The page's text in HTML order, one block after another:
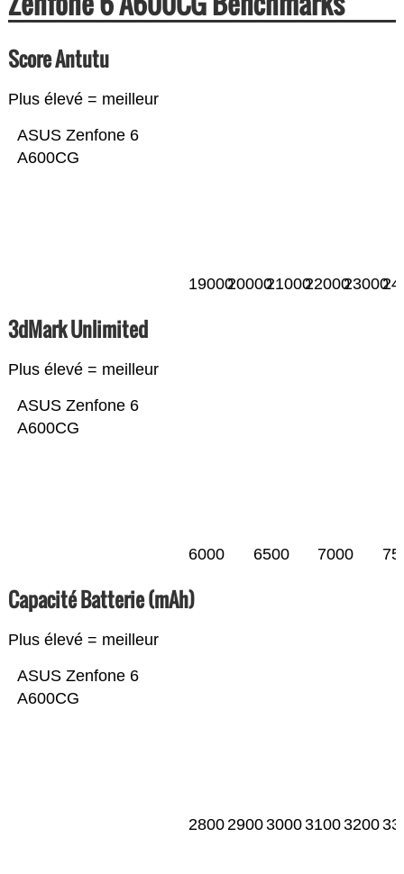
Score Antutu
Plus élevé = meilleur
ASUS Zenfone 6
A600CG
1900020000210002200023000
3dMark Unlimited
Plus élevé = meilleur
ASUS Zenfone 6
A600CG
6000 6500 7000
Capacité Batterie (mAh)
Plus élevé = meilleur
ASUS Zenfone 6
A600CG
28002900300031003200